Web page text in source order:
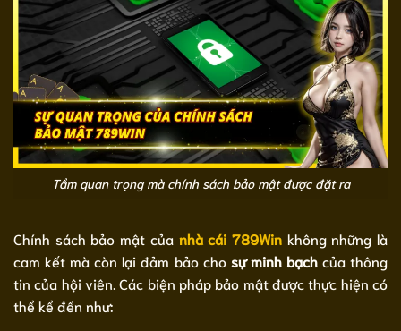
Tầm quan trọng mà chính sách bảo mật được đặt ra
Chính sách bảo mật của nhà cái 789Winkhông những là
cam kết mà còn lại đảm bảo chosự minh bạch của thông
tin của hội viên. Các biện pháp bảo mật được thực hiện có
thể kể đến như: